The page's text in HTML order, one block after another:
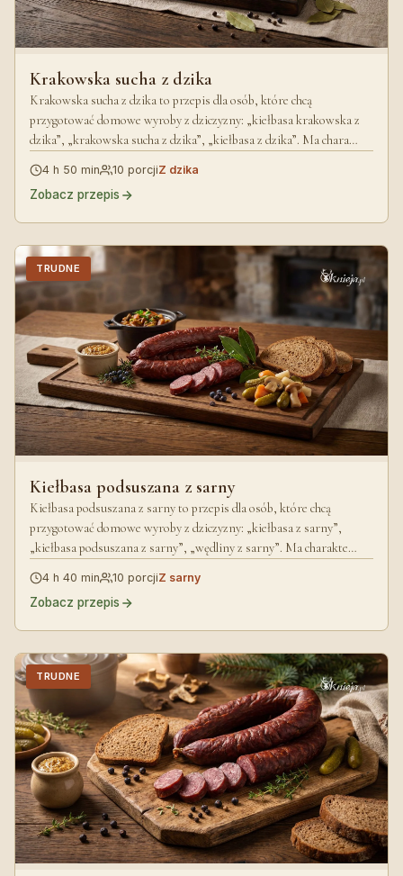
Krakowska sucha z dzika
Krakowska sucha z dzika to przepis dla osób, które chcą
przygotować domowe wyroby z dziczyzny: „kiełbasa krakowska z
dzika”, „krakowska sucha z dzika”, „kiełbasa z dzika”. Ma chara…
4 h 50 min 10 porcjiZ dzika
Zobacz przepis
TRUDNE
Kiełbasa podsuszana z sarny
Kiełbasa podsuszana z sarny to przepis dla osób, które chcą
przygotować domowe wyroby z dziczyzny: „kiełbasa z sarny”,
„kiełbasa podsuszana z sarny”, „wędliny z sarny”. Ma charakte…
4 h 40 min 10 porcjiZ sarny
Zobacz przepis
TRUDNE